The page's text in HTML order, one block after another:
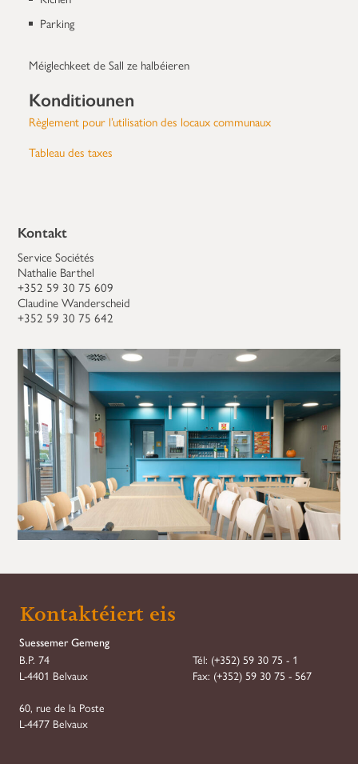
Parking
Méiglechkeet de Sall ze halbéieren
Konditiounen
Règlement pour l’utilisation des locaux communaux
Tableau des taxes
Kontakt
Service Sociétés
Nathalie Barthel
+352 59 30 75 609
Claudine Wanderscheid
+352 59 30 75 642
Demande de Réservation
Réservation
Association
Kontaktéiert eis
Suessemer Gemeng
B.P. 74
L-4401 Belvaux
60, rue de la Poste
L-4477 Belvaux
Tél: (+352) 59 30 75 - 1
Fax: (+352) 59 30 75 - 567